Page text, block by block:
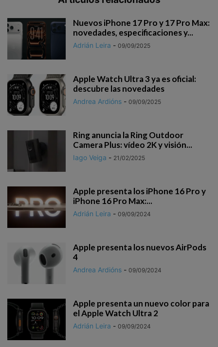
Nuevos iPhone 17 Pro y 17 Pro Max:
novedades, especificaciones y...
Adrián Leira - 09/09/2025
Apple Watch Ultra 3 ya es oficial:
descubre las novedades
Andrea Ardións - 09/09/2025
Ring anuncia la Ring Outdoor
Camera Plus: vídeo 2K y visión...
Iago Veiga - 21/02/2025
Apple presenta los iPhone 16 Pro y
iPhone 16 Pro Max:...
Adrián Leira - 09/09/2024
Apple presenta los nuevos AirPods
4
Andrea Ardións - 09/09/2024
Apple presenta un nuevo color para
el Apple Watch Ultra 2
Adrián Leira - 09/09/2024